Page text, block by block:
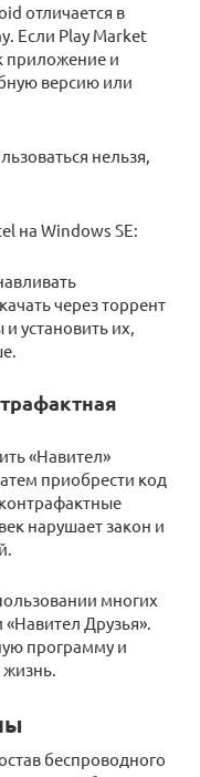
отличается в
Если Play Market
приложение и
версию или
нельзя,
на Windows SE:
через торрент
установить их,
«Навител»
приобрести код
нарушает закон и
многих
Друзья».
программу и
жизнь.
беспроводного